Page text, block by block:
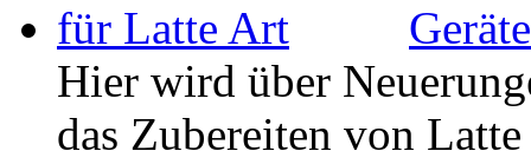
Hier wird über
das Zubereiten von